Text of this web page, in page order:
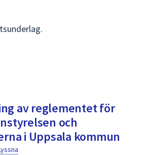
och
enter
för
att
av reglementet för
och
i Uppsala kommun